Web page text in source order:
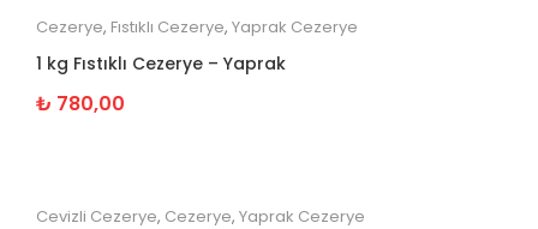
Cezerye, Fıstıklı Cezerye, Yaprak Cezerye
1 kg Fıstıklı Cezerye – Yaprak
₺ 780,00
Cevizli Cezerye, Cezerye, Yaprak Cezerye